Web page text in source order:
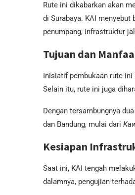
Rute ini dikabarkan akan
di Surabaya. KAI
penumpang, infrastruktur
Tujuan dan
Inisiatif pembukaan rute
Selain itu, rute ini juga
Dengan tersambungnya
dan Bandung, mulai dari
Kesiapan
Saat ini, KAI tengah
dalamnya, pengujian